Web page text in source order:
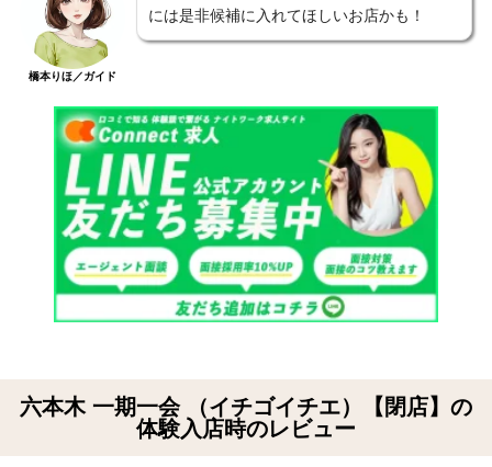
橋本りほ／ガイド
には是非候補に入れてほしいお店かも！
六本木 一期一会 （イチゴイチエ）【閉店】の
体験入店時のレビュー